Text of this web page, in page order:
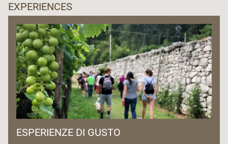
EXPERIENCES
ESPERIENZE DI GUSTO